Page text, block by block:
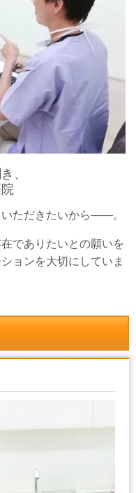
、
ただきたいから――。
でありたいとの願いを
ョンを大切にしていま